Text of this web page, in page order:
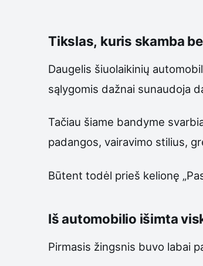
Tikslas, kuris skamba
Daugelis šiuolaikinių
sąlygomis dažnai sunaudoja
Tačiau šiame bandyme
padangos, vairavimo stilius,
Būtent todėl prieš kelionę
Iš automobilio išimta
Pirmasis žingsnis buvo labai